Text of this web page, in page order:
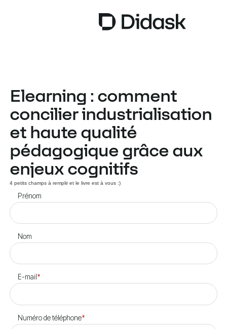
COACHING
NEW
USAGES
POURQUOI DIDASK ?
TARIFS
RESSOURCES
OBTENIR UNE DÉMO
Elearning : comment
concilier industrialisation
et haute qualité
pédagogique grâce aux
enjeux cognitifs
4 petits champs à remplir et le livre est à vous :)
Prénom
Nom
E-mail *
Numéro de téléphone*